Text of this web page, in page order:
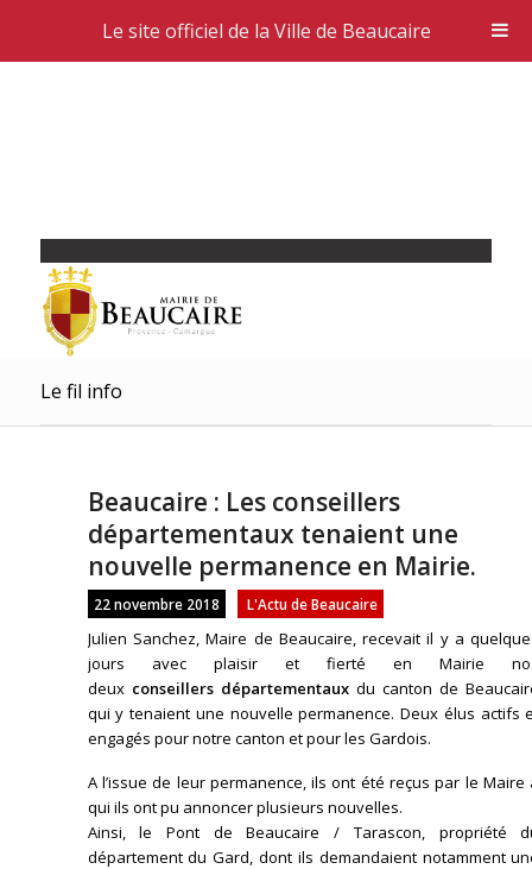
Le fil info
Beaucaire : Les conseillers
départementaux tenaient une
nouvelle permanence en Mairie.
22 novembre 2018 L'Actu de Beaucaire
Julien Sanchez, Maire de Beaucaire, recevait il y a
jours avec plaisir et fierté en Mairie
deux conseillers départementauxdu canton de
qui y tenaient une nouvelle permanence. Deux élus actifs
engagés pour notre canton et pour les Gardois.
A l’issue de leur permanence, ils ont été reçus par le Maire
qui ils ont pu annoncer plusieurs nouvelles.
Ainsi, le Pont de Beaucaire / Tarascon, propriété
département du Gard, dont ils demandaient notamment
Le site officiel de la Ville de Beaucaire